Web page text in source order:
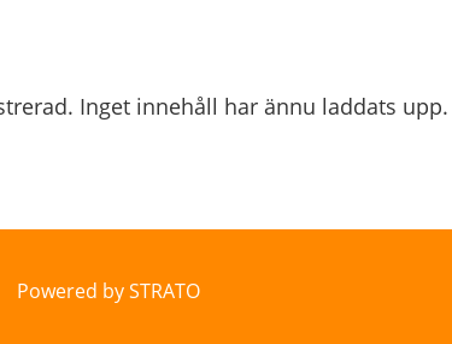
Inget innehåll har ännu laddats upp.
Powered by STRATO